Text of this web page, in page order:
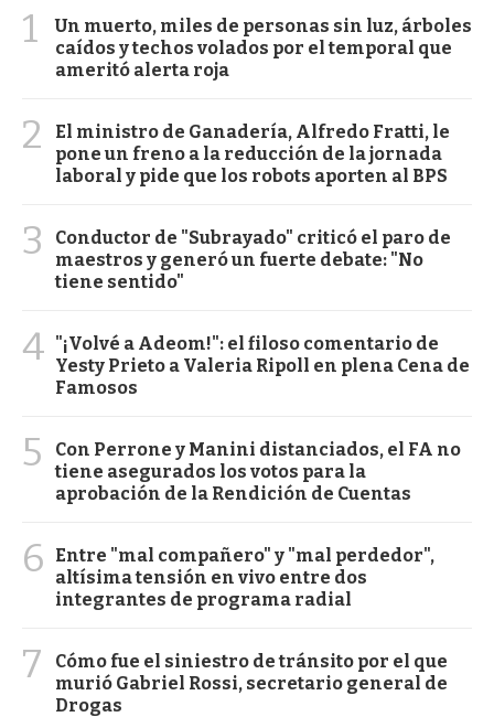
1
Un muerto, miles de personas sin luz, árboles
caídos y techos volados por el temporal que
ameritó alerta roja
2
El ministro de Ganadería, Alfredo Fratti, le
pone un freno a la reducción de la jornada
laboral y pide que los robots aporten al BPS
3
Conductor de "Subrayado" criticó el paro de
maestros y generó un fuerte debate: "No
tiene sentido"
4 "¡Volvé a Adeom!": el filoso comentario de
Yesty Prieto a Valeria Ripoll en plena Cena de
Famosos
5
Con Perrone y Manini distanciados, el FA no
tiene asegurados los votos para la
aprobación de la Rendición de Cuentas
6
Entre "mal compañero" y "mal perdedor",
altísima tensión en vivo entre dos
integrantes de programa radial
7
Cómo fue el siniestro de tránsito por el que
murió Gabriel Rossi, secretario general de
Drogas